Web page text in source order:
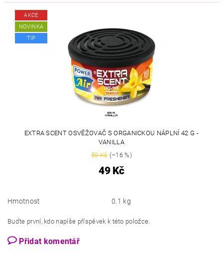
AKCE
NOVINKA
TIP
EXTRA SCENT OSVĚŽOVAČ S ORGANICKOU NÁPLNÍ 42 G -
VANILLA
59 Kč(–16 %)
49 Kč
Hmotnost 0.1 kg
Buďte první, kdo napíše příspěvek k této položce.
Přidat komentář